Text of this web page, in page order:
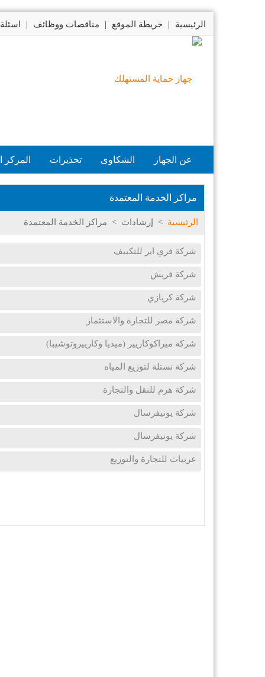
الرئيسية | خريطة الموقع | مناقصات ووظائف |
عن الجهاز الشكاوى تحذيرات المركز
مراكز الخدمة المعتمدة
الرئيسية > إرشادات > مراكز الخدمة المعتمدة
شركة فري اير للتكييف
شركة فريش
شركة كريازي
شركة مصر للتجارة والاستثمار
شركة ميراكوكاريير (ميديا وكارييروتوشيبا)
شركة نستلة لتوزيع المياه
شركة هرم للنقل والتجارة
شركة يونيفرسال
شركة يونيفرسال
عربيات للتجارة والتوزيع